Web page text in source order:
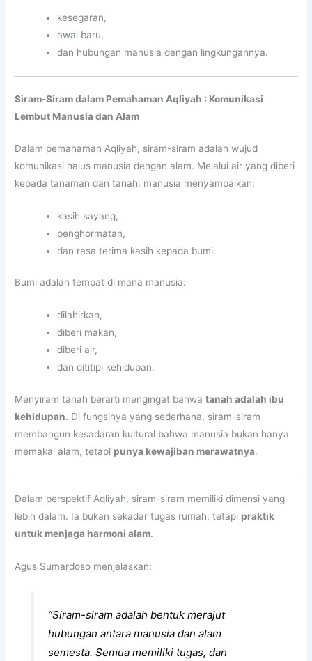
kesegaran,
awal baru,
dan hubungan manusia dengan lingkungannya.
Siram-Siramdalam Pemahaman Aqliyah : Komunikasi
Lembut Manusia dan Alam
Dalam pemahaman Aqliyah, siram-siram adalah wujud
komunikasi halus manusia dengan alam. Melalui air yang diberi
kepada tanaman dan tanah, manusia menyampaikan:
kasih sayang,
penghormatan,
dan rasa terima kasih kepada bumi.
Bumi adalah tempat di mana manusia:
dilahirkan,
diberi makan,
diberi air,
dan dititipi kehidupan.
Menyiram tanah berarti mengingat bahwatanah adalah ibu
kehidupan. Di fungsinya yang sederhana, siram-siram
membangun kesadaran kultural bahwa manusia bukan hanya
memakai alam, tetapi punya kewajiban merawatnya.
Dalam perspektif Aqliyah, siram-siram memiliki dimensi yang
lebih dalam. Ia bukan sekadar tugas rumah, tetapi praktik
untuk menjaga harmoni alam.
Agus Sumardoso menjelaskan:
“Siram-siram adalah bentuk merajut
hubungan antara manusia dan alam
semesta. Semua memiliki tugas, dan